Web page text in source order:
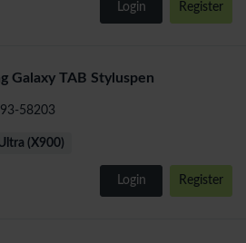
Login Register
Galaxy TAB Styluspen
58203
Ultra (X900)
Login Register